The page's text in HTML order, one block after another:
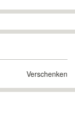
Verschenken